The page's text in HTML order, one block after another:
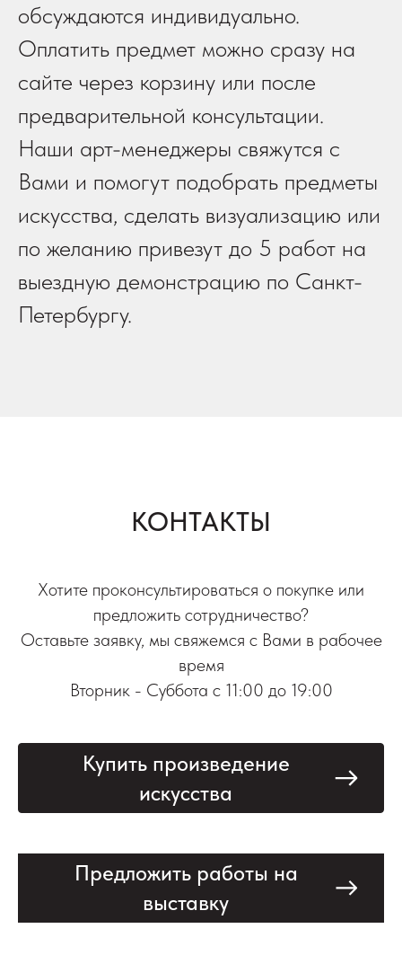
обсуждаются индивидуально.
Оплатить предмет можно сразу на
сайте через корзину или после
предварительной консультации.
Наши арт-менеджеры свяжутся с
Вами и помогут подобрать предметы
искусства, сделать визуализацию или
по желанию привезут до 5 работ на
выездную демонстрацию по Санкт-
Петербургу.
КОНТАКТЫ
Хотите проконсультироваться о покупке или
предложить сотрудничество?
Оставьте заявку, мы свяжемся с Вами в рабочее
время
Вторник - Суббота с 11:00 до 19:00
Купить произведение
искусства
Предложить работы на
выставку